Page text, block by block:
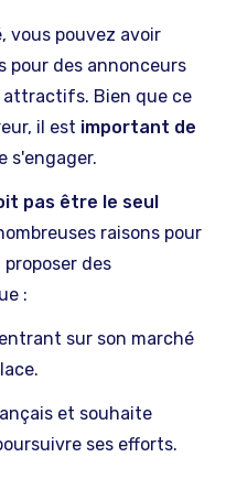
vous pouvez avoir
pour des annonceurs
attractifs. Bien que ce
il est important de
s'engager.
pas être le seul
raisons pour
des
:
sur son marché
et souhaite
ses efforts.